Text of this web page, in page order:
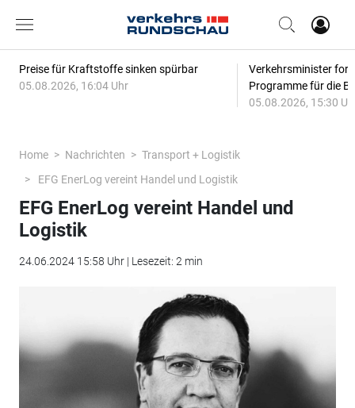
Preise für Kraftstoffe sinken spürbar
05.08.2026, 16:04 Uhr
Verkehrsminister
Programme für die
05.08.2026, 15:30
Home Nachrichten
Transport + Logistik
EFG EnerLog vereint Handel und Logistik
EFG EnerLog vereint Handel und
Logistik
24.06.2024 15:58 Uhr | Lesezeit: 2 min